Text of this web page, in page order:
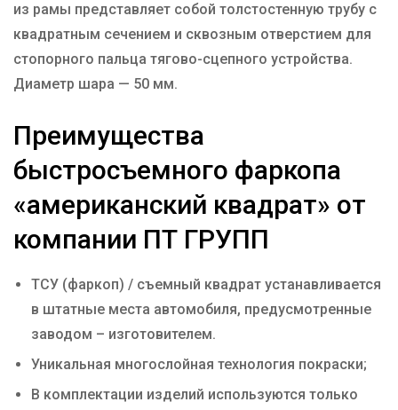
из рамы представляет собой толстостенную трубу с
квадратным сечением и сквозным отверстием для
стопорного пальца тягово-сцепного устройства.
Диаметр шара — 50 мм.
Преимущества
быстросъемного фаркопа
«американский квадрат» от
компании ПТ ГРУПП
ТСУ (фаркоп) / съемный квадрат устанавливается
в штатные места автомобиля, предусмотренные
заводом – изготовителем.
Уникальная многослойная технология покраски;
В комплектации изделий используются только